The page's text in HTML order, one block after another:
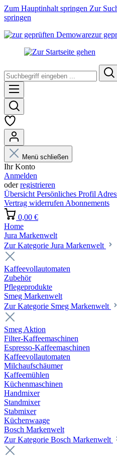
Zum Hauptinhalt springen Zur
springen
zur
Menü schließen
Ihr Konto
Anmelden
oderregistrieren
Übersicht Persönliches Profil
Vertrag widerrufen Abonnements
0,00 €
Home
Jura Markenwelt
Zur Kategorie Jura Markenwelt
Kaffeevollautomaten
Zubehör
Pflegeprodukte
Smeg Markenwelt
Zur Kategorie Smeg Markenwelt
Smeg Aktion
Filter-Kaffeemaschinen
Espresso-Kaffeemaschinen
Kaffeevollautomaten
Milchaufschäumer
Kaffeemühlen
Küchenmaschinen
Handmixer
Standmixer
Stabmixer
Küchenwaage
Bosch Markenwelt
Zur Kategorie Bosch Markenwelt